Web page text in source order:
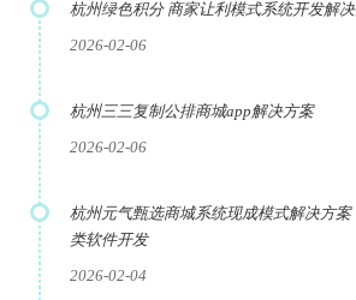
杭州绿色积分 商家让利模式系统开发解
2026-02-06
杭州三三复制公排商城app解决方案
2026-02-06
杭州元气甄选商城系统现成模式解决方案
类软件开发
2026-02-04